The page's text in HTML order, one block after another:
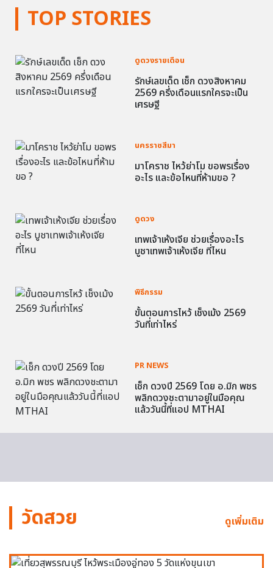
TOP STORIES
ดูดวงรายเดือน
รักษ์เลขเด็ด เช็ก ดวงสิงหาคม
2569 ครึ่งเดือนแรกใครจะเป็น
เศรษฐี
นครราชสีมา
มาโคราช ไหว้ย่าโม ขอพรเรื่อง
อะไร และข้อไหนที่ห้ามขอ ?
ดูดวง
เทพเจ้าเห้งเจีย ช่วยเรื่องอะไร
บูชาเทพเจ้าเห้งเจีย ที่ไหน
พิธีกรรม
ขั้นตอนการไหว้ เช็งเม้ง 2569
วันที่เท่าไหร่
PR NEWS
เช็ก ดวงปี 2569 โดย อ.มิก พชร
พลิกดวงชะตามาอยู่ในมือคุณ
แล้ววันนี้ที่แอป MTHAI
วัดสวย ดูเพิ่มเติม